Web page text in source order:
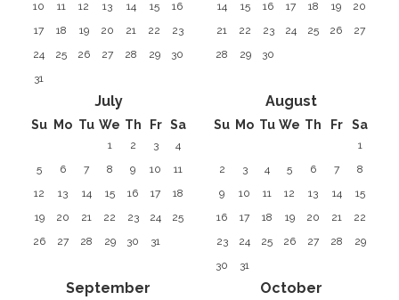
10
11 12 13 14 15
16
17
18 19 20 21 22
23
24
25 26 27 28 29
30
31
14
15 16 17 18 19
20
21
22 23 24 25 26
27
28
29 30
July
Su Mo Tu We Th Fr Sa
1 2 3
4
5
6 7 8 9 10
11
12
13 14 15 16 17
18
19
20 21 22 23 24
25
26
27 28 29 30 31
August
Su Mo Tu We Th Fr Sa
1
2
3 4 5 6 7
8
9
10 11 12 13 14
15
16
17 18 19 20 21
22
23
24 25 26 27 28
29
30
31
September October